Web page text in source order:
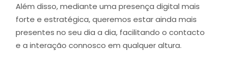
Além disso, mediante uma presença digital mais
forte e estratégica, queremos estar ainda mais
presentes no seu dia a dia, facilitando o contacto
e a interação connosco em qualquer altura.